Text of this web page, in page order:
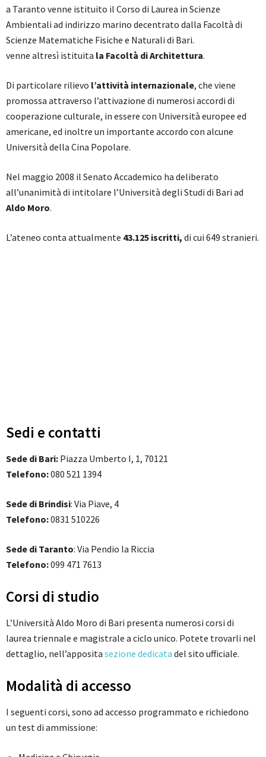
a Taranto venne istituito il Corso di Laurea in Scienze
Ambientali ad indirizzo marino decentrato dalla Facoltà di
Scienze Matematiche Fisiche e Naturali di Bari.
venne altresì istituita la Facoltà di Architettura.
Di particolare rilievo l’attività internazionale, che viene
promossa attraverso l’attivazione di numerosi accordi di
cooperazione culturale, in essere con Università europee ed
americane, ed inoltre un importante accordo con alcune
Università della Cina Popolare.
Nel maggio 2008 il Senato Accademico ha deliberato
all’unanimità di intitolare l’Università degli Studi di Bari ad
Aldo Moro.
L’ateneo conta attualmente 43.125 iscritti, di cui 649 stranieri.
Sedi e contatti
Sede di Bari: Piazza Umberto I, 1, 70121
Telefono:080 521 1394
Sede di Brindisi: Via Piave, 4
Telefono:0831 510226
Sede di Taranto: Via Pendio la Riccia
Telefono:099 471 7613
Corsi di studio
L’Università Aldo Moro di Bari presenta numerosi corsi di
laurea triennale e magistrale a ciclo unico. Potete trovarli nel
dettaglio, nell’apposita sezione dedicata del sito ufficiale.
Modalità di accesso
I seguenti corsi, sono ad accesso programmato e richiedono
un test di ammissione: